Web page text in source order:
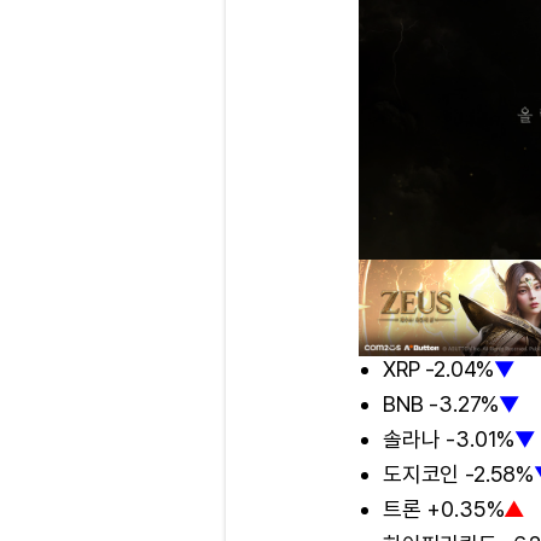
XRP -2.04%▼
BNB -3.27%▼
솔라나 -3.01%▼
도지코인 -2.58%
트론 +0.35%▲